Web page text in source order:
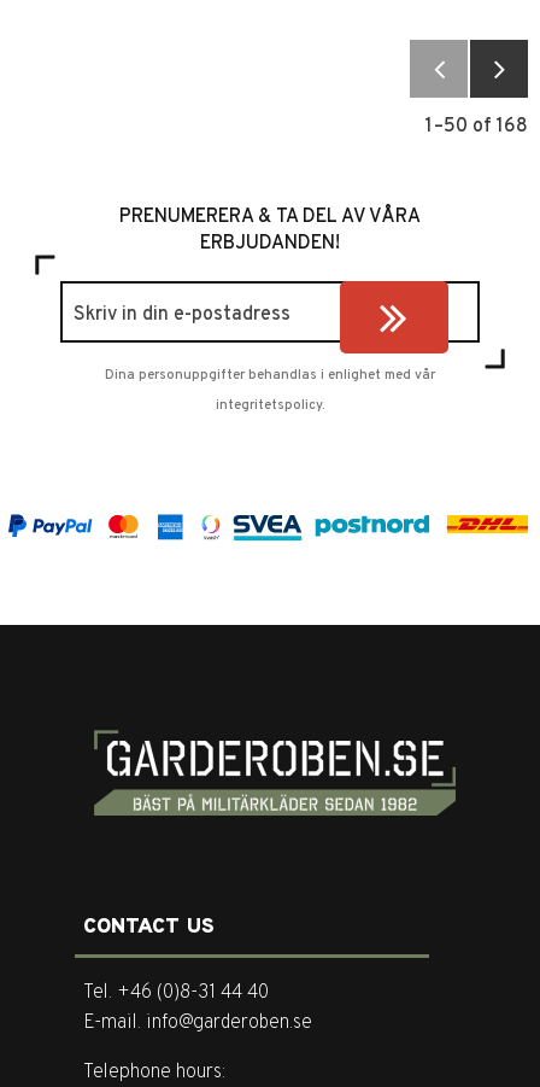
1–50 of 168
PRENUMERERA & TA DEL AV VÅRA
ERBJUDANDEN!
Dina personuppgifter behandlas i enlighet med vår
integritetspolicy.
CONTACT US
Tel. +46 (0)8-31 44 40
E-mail. info@garderoben.se
Telephone hours: